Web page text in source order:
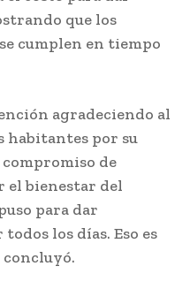
que los
cumplen en tiempo
agradeciendo al
habitantes por su
de
el bienestar del
para dar
los días. Eso es
concluyó.